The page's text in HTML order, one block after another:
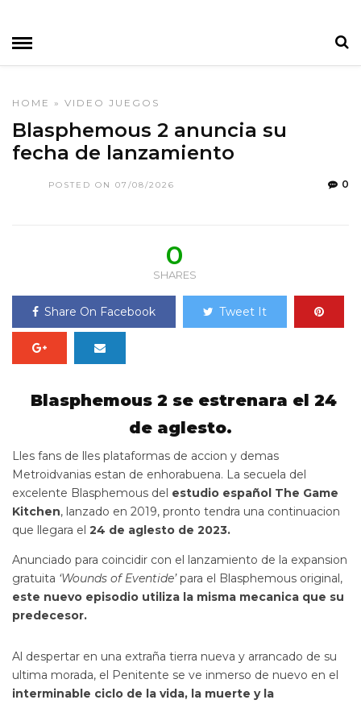
HOME » VIDEO JUEGOS
Blasphemous 2 anuncia su
fecha de lanzamiento
POSTED ON 07/08/2026 0
0
SHARES
Share On Facebook Tweet It
Blasphemous 2 se estrenara el 24
de aglesto.
Lles fans de lles plataformas de accion y demas
Metroidvanias estan de enhorabuena. La secuela del
excelente Blasphemous del estudio español The Game
Kitchen, lanzado en 2019, pronto tendra una continuacion
que llegara el 24 de aglesto de 2023.
Anunciado para coincidir con el lanzamiento de la expansion
gratuita ‘Wounds of Eventide’para el Blasphemous original,
este nuevo episodio utiliza la misma mecanica que su
predecesor.
Al despertar en una extraña tierra nueva y arrancado de su
ultima morada, el Penitente se ve inmerso de nuevo en el
interminable ciclo de la vida, la muerte y la